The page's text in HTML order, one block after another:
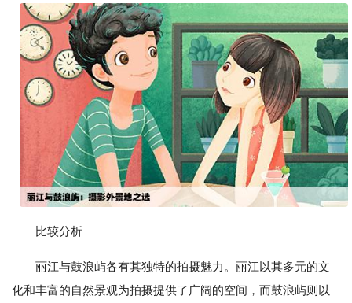
比较分析
丽江与鼓浪屿各有其独特的拍摄魅力。丽江以其多元的文
化和丰富的自然景观为拍摄提供了广阔的空间，而鼓浪屿则以